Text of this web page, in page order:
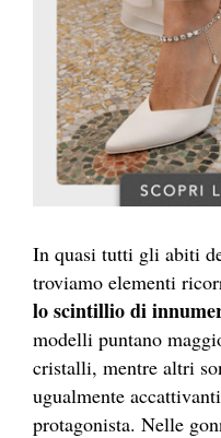
In quasi tutti gli abiti
troviamo elementi
lo scintillio di
modelli puntano
cristalli, mentre altri
ugualmente
protagonista. Nelle